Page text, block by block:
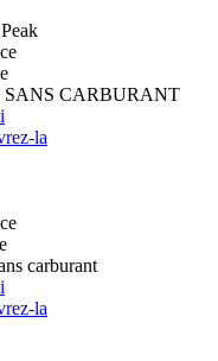
SANS CARBURANT
i
la
carburant
i
la